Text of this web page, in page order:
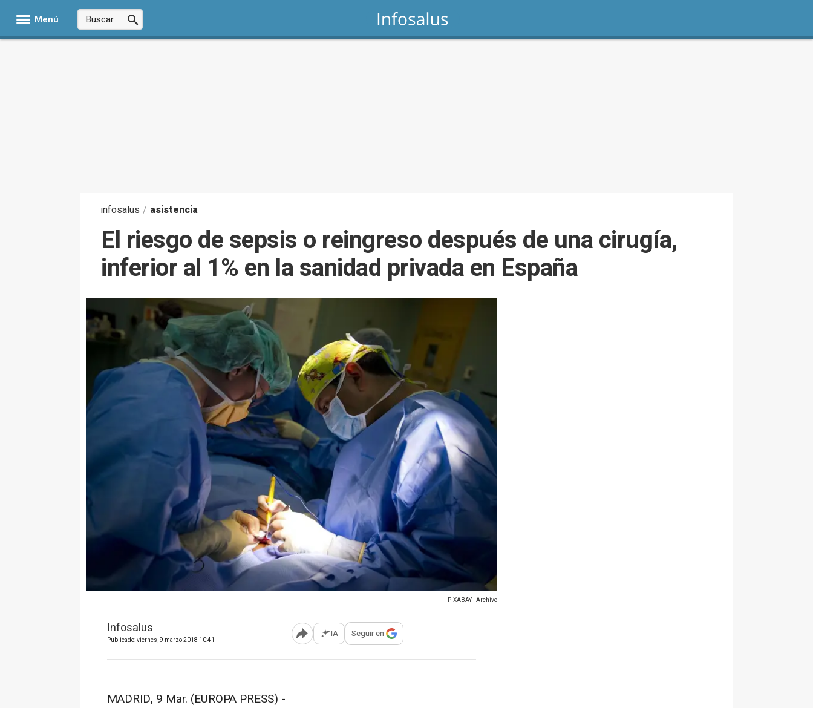
Menú
infosalus / asistencia
El riesgo de sepsis o reingreso después de una cirugía,
inferior al 1% en la sanidad privada en España
PIXABAY - Archivo
Infosalus
Publicado: viernes, 9 marzo 2018 10:41 Abrir opciones para compartir
IA Seguir en
MADRID, 9 Mar. (EUROPA PRESS) -